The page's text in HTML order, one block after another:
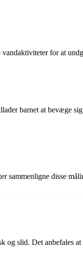
for at
barnet at bevæge
disse
og slid. Det